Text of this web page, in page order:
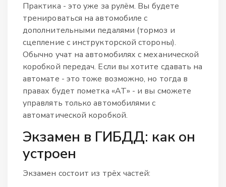
Практика - это уже за рулём. Вы будете
тренироваться на автомобиле с
дополнительными педалями (тормоз и
сцепление с инструкторской стороны).
Обычно учат на автомобилях с механической
коробкой передач. Если вы хотите сдавать на
автомате - это тоже возможно, но тогда в
правах будет пометка «АТ» - и вы сможете
управлять только автомобилями с
автоматической коробкой.
Экзамен в ГИБДД: как он
устроен
Экзамен состоит из трёх частей: